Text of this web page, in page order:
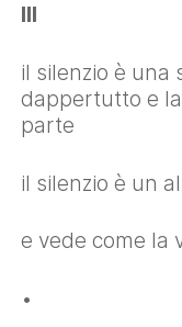
III
il silenzio è una
dappertutto e
parte
il silenzio è un
e vede come la
•